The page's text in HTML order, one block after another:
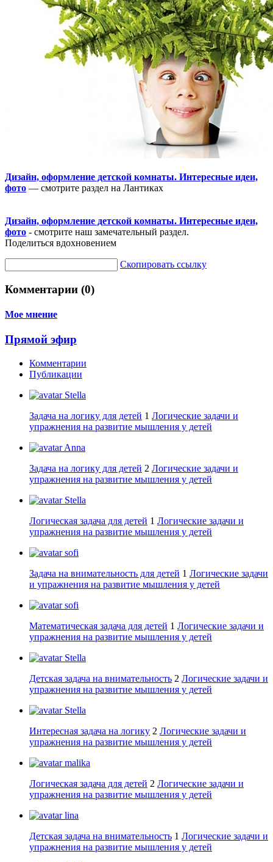
Дизайн, оформление детской комнаты. Интересные идеи,
фото — смотрите раздел на Лантиках
Дизайн, оформление детской комнаты. Интересные идеи,
фото - смотрите наш замечательный раздел.
Поделиться вдохновением
Скопировать ссылку
Комментарии (0)
Мое мнение
Прямой эфир
Комментарии
Публикации
Stella
Задача на логику для детей 1 Логические задачи и
упражнения на развитие мышления у детей
Anna
Задача на логику для детей 2 Логические задачи и
упражнения на развитие мышления у детей
Stella
Логическая задача для детей 1 Логические задачи и
упражнения на развитие мышления у детей
sofi
Задача на внимательность для детей 1 Логические задачи
и упражнения на развитие мышления у детей
sofi
Математическая задача для детей 1 Логические задачи и
упражнения на развитие мышления у детей
Stella
Детская задача на внимательность 2 Логические задачи и
упражнения на развитие мышления у детей
Stella
Интересная задача на логику 2 Логические задачи и
упражнения на развитие мышления у детей
malika
Логическая задача для детей 2 Логические задачи и
упражнения на развитие мышления у детей
lina
Детская задача на внимательность 1 Логические задачи и
упражнения на развитие мышления у детей